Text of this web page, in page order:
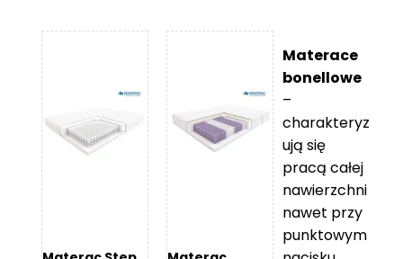
Materace
bonellowe
–
charakteryz
ują się
pracą całej
nawierzchni
nawet przy
punktowym